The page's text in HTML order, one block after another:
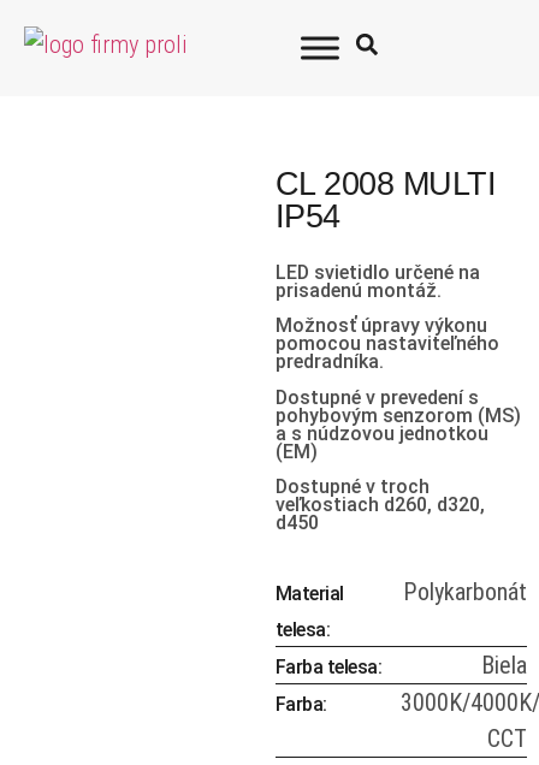
CL 2008 MULTI
IP54
LED svietidlo určené na
prisadenú montáž.
Možnosť úpravy výkonu
pomocou nastaviteľného
predradníka.
Dostupné v prevedení s
pohybovým senzorom (MS)
a s núdzovou jednotkou
(EM)
Dostupné v troch
veľkostiach d260, d320,
d450
Material
telesa:
Polykarbonát
Farba telesa: Biela
Farba:
3000K/
CCT